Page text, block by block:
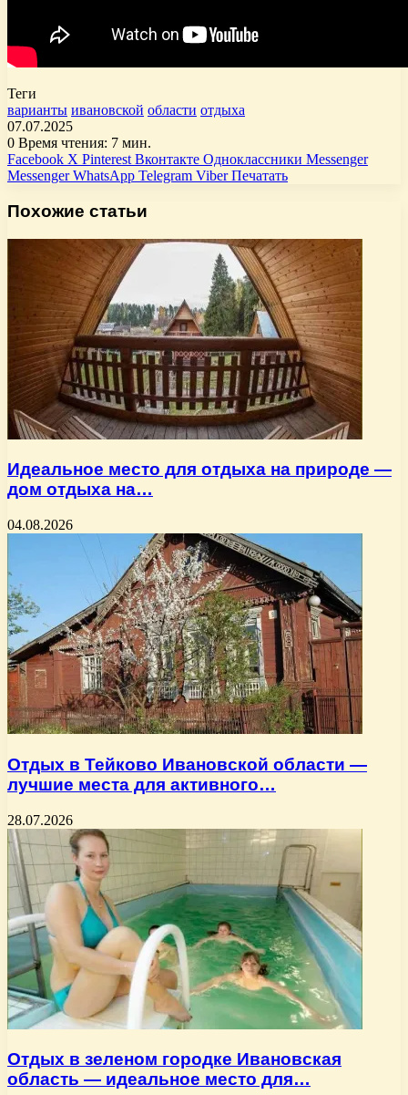
Теги
варианты ивановской области отдыха
07.07.2025
0 Время чтения: 7 мин.
Facebook X Pinterest Вконтакте Одноклассники Messenger
Messenger WhatsApp Telegram Viber Печатать
Похожие статьи
Идеальное место для отдыха на природе —
дом отдыха на…
04.08.2026
Отдых в Тейково Ивановской области —
лучшие места для активного…
28.07.2026
Отдых в зеленом городке Ивановская
область — идеальное место для…